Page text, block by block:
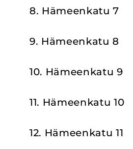
8. Hä­meen­ka­tu 7
9. Hä­meen­ka­tu 8
10. Hä­meen­ka­tu 9
11. Hä­meen­ka­tu 10
12. Hä­meen­ka­tu 11